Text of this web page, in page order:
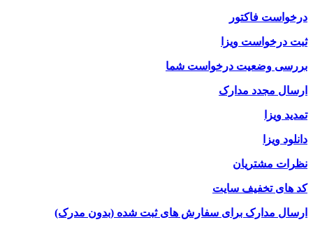
درخواست فاکتور
ثبت درخواست ویزا
بررسی وضعیت درخواست شما
ارسال مجدد مدارک
تمدید ویزا
دانلود ویزا
نظرات مشتریان
کد های تخفیف سایت
ارسال مدارک برای سفارش های ثبت شده (بدون مدرک)